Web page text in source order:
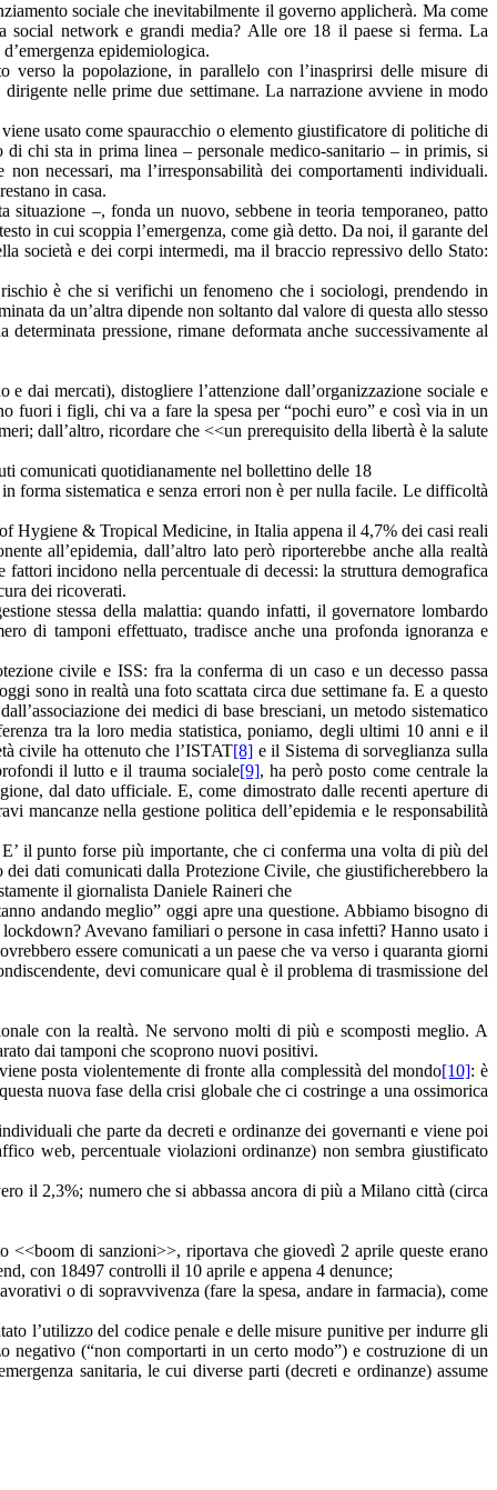
sociale che inevitabilmente il governo applicherà. Ma come
social network e grandi media? Alle ore 18 il paese si ferma. La
epidemiologica.
verso la popolazione, in parallelo con l’inasprirsi delle misure di
nelle prime due settimane. La narrazione avviene in modo
usato come spauracchio o elemento giustificatore di politiche di
chi sta in prima linea – personale medico-sanitario – in primis, si
necessari, ma l’irresponsabilità dei comportamenti individuali.
in casa.
–, fonda un nuovo, sebbene in teoria temporaneo, patto
in cui scoppia l’emergenza, come già detto. Da noi, il garante del
società e dei corpi intermedi, ma il braccio repressivo dello Stato:
è che si verifichi un fenomeno che i sociologi, prendendo in
da un’altra dipende non soltanto dal valore di questa allo stesso
pressione, rimane deformata anche successivamente al
dai mercati), distogliere l’attenzione dall’organizzazione sociale e
fuori i figli, chi va a fare la spesa per “pochi euro” e così via in un
dall’altro, ricordare che <<un prerequisito della libertà è la salute
comunicati quotidianamente nel bollettino delle 18
forma sistematica e senza errori non è per nulla facile. Le difficoltà
Hygiene & Tropical Medicine, in Italia appena il 4,7% dei casi reali
all’epidemia, dall’altro lato però riporterebbe anche alla realtà
incidono nella percentuale di decessi: la struttura demografica
dei ricoverati.
stessa della malattia: quando infatti, il governatore lombardo
di tamponi effettuato, tradisce anche una profonda ignoranza e
civile e ISS: fra la conferma di un caso e un decesso passa
sono in realtà una foto scattata circa due settimane fa. E a questo
dei medici di base bresciani, un metodo sistematico
tra la loro media statistica, poniamo, degli ultimi 10 anni e il
civile ha ottenuto che l’ISTAT[8] e il Sistema di sorveglianza sulla
il lutto e il trauma sociale[9], ha però posto come centrale la
dal dato ufficiale. E, come dimostrato dalle recenti aperture di
mancanze nella gestione politica dell’epidemia e le responsabilità
il punto forse più importante, che ci conferma una volta di più del
dati comunicati dalla Protezione Civile, che giustificherebbero la
il giornalista Daniele Raineri che
andando meglio” oggi apre una questione. Abbiamo bisogno di
Avevano familiari o persone in casa infetti? Hanno usato i
essere comunicati a un paese che va verso i quaranta giorni
devi comunicare qual è il problema di trasmissione del
con la realtà. Ne servono molti di più e scomposti meglio. A
dai tamponi che scoprono nuovi positivi.
posta violentemente di fronte alla complessità del mondo[10]: è
nuova fase della crisi globale che ci costringe a una ossimorica
che parte da decreti e ordinanze dei governanti e viene poi
web, percentuale violazioni ordinanze) non sembra giustificato
il 2,3%; numero che si abbassa ancora di più a Milano città (circa
di sanzioni>>, riportava che giovedì 2 aprile queste erano
con 18497 controlli il 10 aprile e appena 4 denunce;
o di sopravvivenza (fare la spesa, andare in farmacia), come
l’utilizzo del codice penale e delle misure punitive per indurre gli
(“non comportarti in un certo modo”) e costruzione di un
sanitaria, le cui diverse parti (decreti e ordinanze) assume